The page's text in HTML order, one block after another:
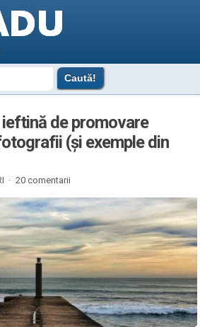
de promovare
(și exemple din
· 20 comentarii